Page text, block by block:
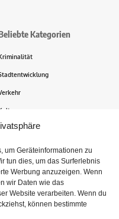
um Geräteinformationen zu
tun dies, um das Surferlebnis
Werbung anzuzeigen. Wenn
wir Daten wie das
Website verarbeiten. Wenn du
können bestimmte
Kategorien
Kriminalität
Du sendest uns
der Kupferstadt – Wir
und berichten!